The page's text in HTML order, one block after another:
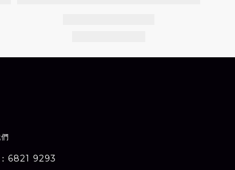
6821 9293